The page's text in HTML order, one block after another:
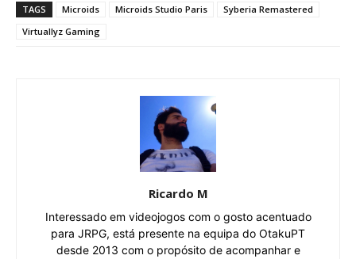
TAGS Microids Microids Studio Paris
Syberia Remastered
Virtuallyz Gaming
Ricardo M
Interessado em videojogos com o gosto acentuado
para JRPG, está presente na equipa do OtakuPT
desde 2013 com o propósito de acompanhar e